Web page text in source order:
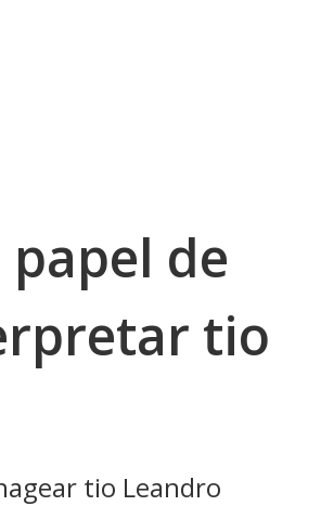
de
tio
tio Leandro